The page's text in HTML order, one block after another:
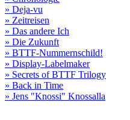
» Deja-vu
» Zeitreisen
» Das andere Ich
» Die Zukunft
» BTTF-Nummernschild!
» Display-Labelmaker
» Secrets of BTTF Trilogy
» Back in Time
» Jens "Knossi" Knossalla